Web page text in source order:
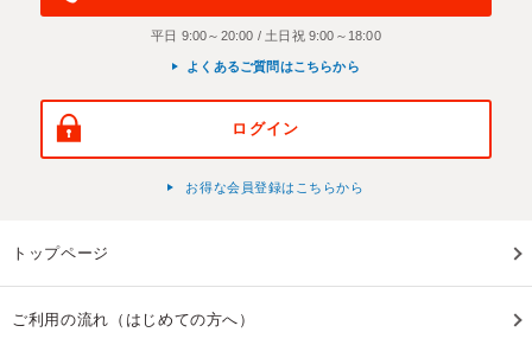
平日 9:00～20:00 / 土日祝 9:00～18:00
よくあるご質問はこちらから
ログイン
お得な会員登録はこちらから
トップページ
ご利用の流れ（はじめての方へ）